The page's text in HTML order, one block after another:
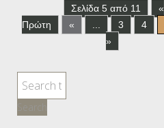
Σελίδα 5 από 11
«
Πρώτη
« 3 4
»